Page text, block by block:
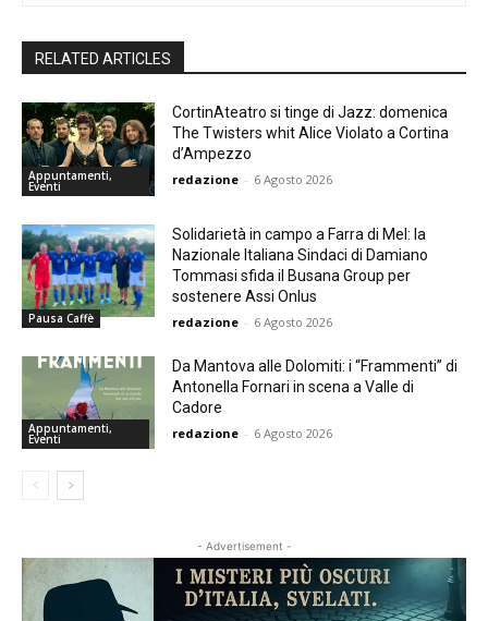
RELATED ARTICLES
Appuntamenti,
Eventi
CortinAteatro si tinge di Jazz: domenica
The Twisters whit Alice Violato a Cortina
d’Ampezzo
redazione - 6 Agosto 2026
Pausa Caffè
Solidarietà in campo a Farra di Mel: la
Nazionale Italiana Sindaci di Damiano
Tommasi sfida il Busana Group per
sostenere Assi Onlus
redazione - 6 Agosto 2026
Appuntamenti,
Eventi
Da Mantova alle Dolomiti: i “Frammenti” di
Antonella Fornari in scena a Valle di
Cadore
redazione - 6 Agosto 2026
- Advertisement -